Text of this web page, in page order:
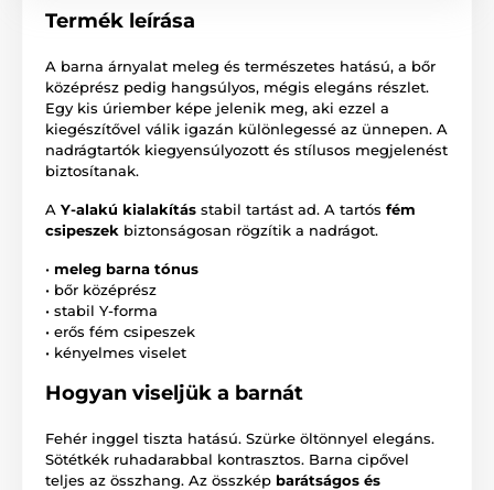
Termék leírása
A barna árnyalat meleg és természetes hatású, a bőr
középrész pedig hangsúlyos, mégis elegáns részlet.
Egy kis úriember képe jelenik meg, aki ezzel a
kiegészítővel válik igazán különlegessé az ünnepen. A
nadrágtartók kiegyensúlyozott és stílusos megjelenést
biztosítanak.
A Y-alakú kialakítás stabil tartást ad. A tartós fém
csipeszek biztonságosan rögzítik a nadrágot.
• meleg barna tónus
• bőr középrész
• stabil Y-forma
• erős fém csipeszek
• kényelmes viselet
Hogyan viseljük a barnát
Fehér inggel tiszta hatású. Szürke öltönnyel elegáns.
Sötétkék ruhadarabbal kontrasztos. Barna cipővel
teljes az összhang. Az összkép barátságos és